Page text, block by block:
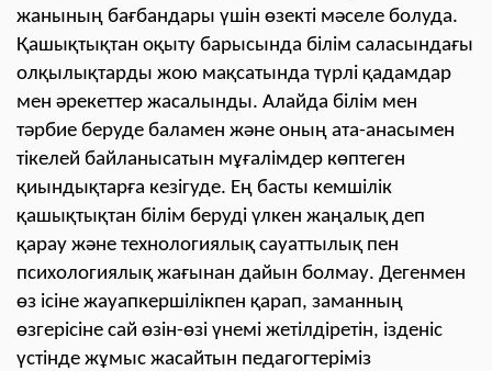
жанының бағбандары үшін өзекті мәселе болуда.
Қашықтықтан оқыту барысында білім саласындағы
олқылықтарды жою мақсатында түрлі қадамдар
мен әрекеттер жасалынды. Алайда білім мен
тәрбие беруде баламен және оның ата-анасымен
тікелей байланысатын мұғалімдер көптеген
қиындықтарға кезігуде. Ең басты кемшілік
қашықтықтан білім беруді үлкен жаңалық деп
қарау және технологиялық сауаттылық пен
психологиялық жағынан дайын болмау. Дегенмен
өз ісіне жауапкершілікпен қарап, заманның
өзгерісіне сай өзін-өзі үнемі жетілдіретін, ізденіс
үстінде жұмыс жасайтын педагогтеріміз